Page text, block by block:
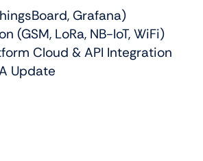
Grafana)
(GSM, LoRa, NB-IoT, WiFi)
Cloud & API Integration
Update